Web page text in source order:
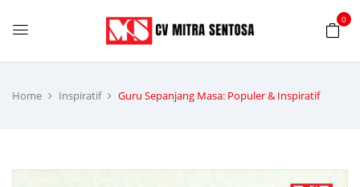
0
Home Inspiratif Guru Sepanjang Masa: Populer & Inspiratif